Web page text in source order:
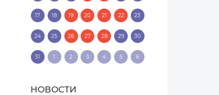
17 18 19 20 21 22 23
24 25 26 27 28 29 30
31 1 2 3 4 5 6
НОВОСТИ